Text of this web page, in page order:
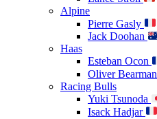
Alpine
Pierre Gasly
Jack Doohan
Haas
Esteban Ocon
Oliver Bearman
Racing Bulls
Yuki Tsunoda
Isack Hadjar